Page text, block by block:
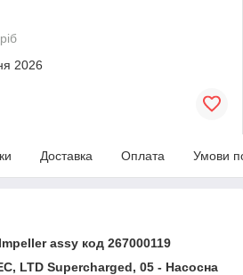
2026
Доставка Оплата Умови
assy код 267000119
LTD Supercharged, 05 - Насосна